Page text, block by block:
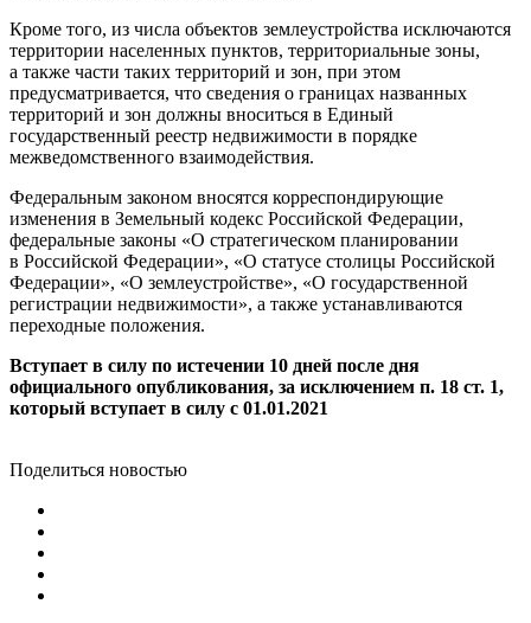
Кроме того, из числа объектов землеустройства исключаются
территории населенных пунктов, территориальные зоны,
а также части таких территорий и зон, при этом
предусматривается, что сведения о границах названных
территорий и зон должны вноситься в Единый
государственный реестр недвижимости в порядке
межведомственного взаимодействия.
Федеральным законом вносятся корреспондирующие
изменения в Земельный кодекс Российской Федерации,
федеральные законы «О стратегическом планировании
в Российской Федерации», «О статусе столицы Российской
Федерации», «О землеустройстве», «О государственной
регистрации недвижимости», а также устанавливаются
переходные положения.
Вступает в силу по истечении 10 дней после дня
официального опубликования, за исключением п. 18 ст. 1,
который вступает в силу с 01.01.2021
Поделиться новостью